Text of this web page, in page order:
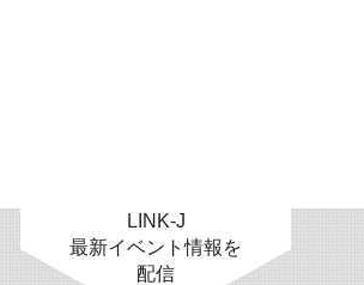
LINK-J
最新イベント情報を
配信